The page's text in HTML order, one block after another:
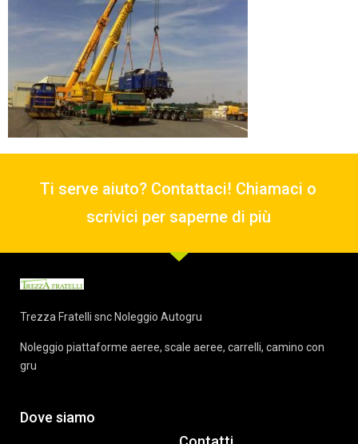
Ti serve aiuto? Contattaci! Chiamaci o
scrivici per saperne di più
Trezza Fratelli snc Noleggio Autogru
Noleggio piattaforme aeree, scale aeree, carrelli, camino con
gru
Dove siamo